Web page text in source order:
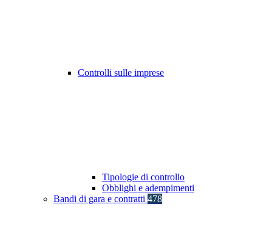
Controlli sulle imprese
Tipologie di controllo
Obblighi e adempimenti
Bandi di gara e contratti 478